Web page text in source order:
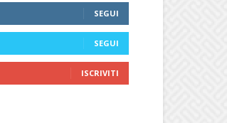
SEGUI
SEGUI
ISCRIVITI